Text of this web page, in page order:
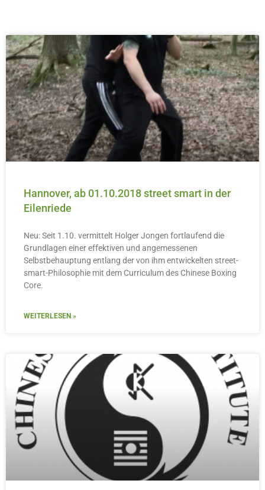
Hannover, ab 01.10.2018 street smart in der
Eilenriede
Neu: Seit 1.10. vermittelt Holger Jongen fortlaufend die
Grundlagen einer effektiven und angemessenen
Selbstbehauptung entlang der von ihm entwickelten street-
smart-Philosophie mit dem Curriculum des Chinese Boxing
Core.
WEITERLESEN »